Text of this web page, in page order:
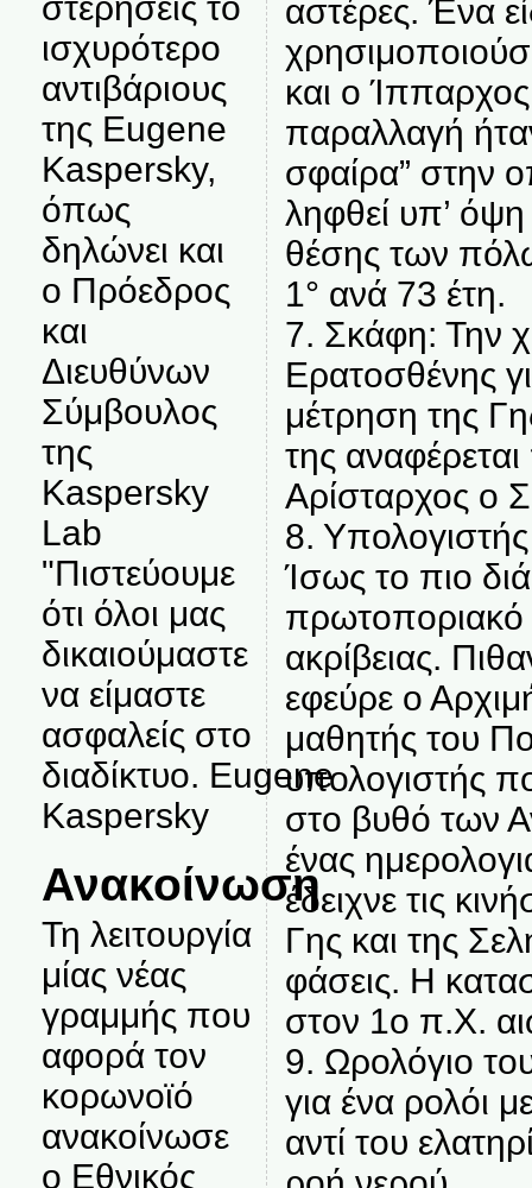
ισχυρότερο
αντιβάριους
της Eugene
Kaspersky,
όπως
δηλώνει και
ο Πρόεδρος
και
Διευθύνων
Σύμβουλος
της
Kaspersky
Lab
"Πιστεύουμε
ότι όλοι μας
δικαιούμαστε
να είμαστε
ασφαλείς στο
διαδίκτυο. Eugene
Kaspersky
Ανακοίνωση
Τη λειτουργία
μίας νέας
γραμμής που
αφορά τον
κορωνοϊό
ανακοίνωσε
ο Εθνικός
αστέρες. Ένα
και ο
παραλλαγή
σφαίρα” στην
ληφθεί υπ’
θέσης των
1° ανά 73 έτη.
7. Σκάφη: Την
Ερατοσθένης
μέτρηση της
της
Αρίσταρχος ο
8.
Ίσως το πιο
πρωτοποριακό
ακρίβειας.
εφεύρε ο
μαθητής του
υπολογιστής
στο βυθό των
ένας
έδειχνε τις
Γης και της
φάσεις. Η
στον 1o π.X.
9. Ωρολόγιο
για ένα ρολόι
αντί του